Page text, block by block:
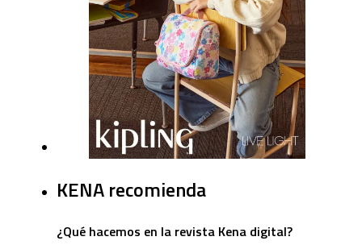
KENA recomienda
¿Qué hacemos en la revista Kena digital?